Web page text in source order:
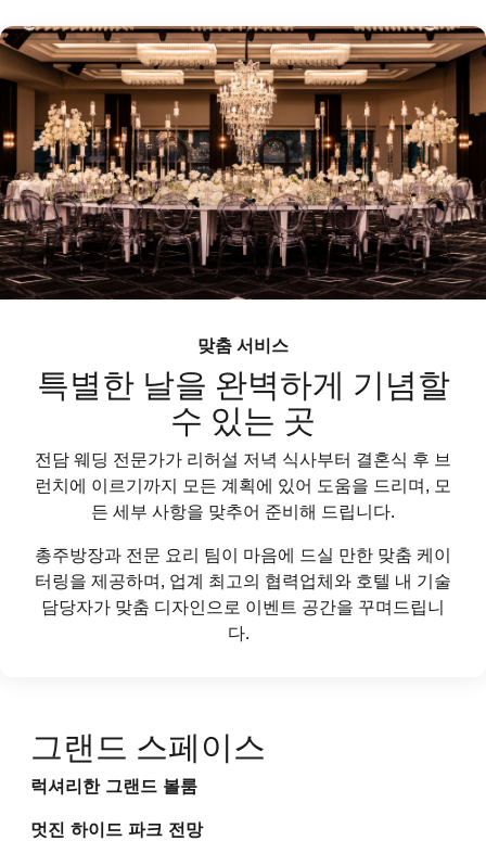
맞춤 서비스
특별한 날을 완벽하게 기념할
수 있는 곳
전담 웨딩 전문가가 리허설 저녁 식사부터 결혼식 후 브
런치에 이르기까지 모든 계획에 있어 도움을 드리며, 모
든 세부 사항을 맞추어 준비해 드립니다.
총주방장과 전문 요리 팀이 마음에 드실 만한 맞춤 케이
터링을 제공하며, 업계 최고의 협력업체와 호텔 내 기술
담당자가 맞춤 디자인으로 이벤트 공간을 꾸며드립니
다.
그랜드 스페이스
럭셔리한 그랜드 볼룸
멋진 하이드 파크 전망